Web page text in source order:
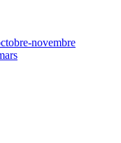
novembre